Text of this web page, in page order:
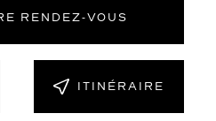
RENDEZ‑VOUS
ITINÉRAIRE